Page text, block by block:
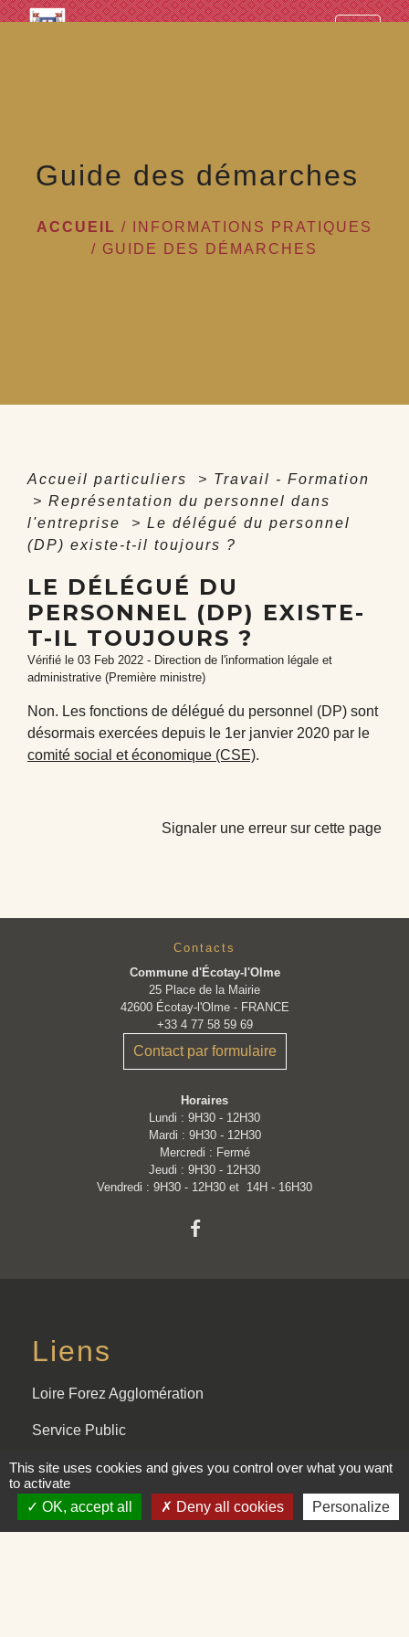
googled7e4d5fb082cc1df.html
Guide des démarches
ACCUEIL /
INFORMATIONS PRATIQUES
/ GUIDE DES DÉMARCHES
Accueil particuliers > Travail - Formation
> Représentation du personnel dans
l'entreprise
> Le délégué du personnel
(DP) existe-t-il toujours ?
LE DÉLÉGUÉ DU
PERSONNEL (DP) EXISTE-
T-IL TOUJOURS ?
Vérifié le 03 Feb 2022 - Direction de l'information légale et
administrative (Première ministre)
Non. Les fonctions de délégué du personnel (DP) sont
désormais exercées depuis le 1er janvier 2020 par le
comité social et économique (CSE).
Signaler une erreur sur cette page
Contacts
Commune d'Écotay-l'Olme
25 Place de la Mairie
42600 Écotay-l'Olme - FRANCE
+33 4 77 58 59 69
Contact par formulaire
Horaires
Lundi : 9H30 - 12H30
Mardi : 9H30 - 12H30
Mercredi : Fermé
Jeudi : 9H30 - 12H30
Vendredi : 9H30 - 12H30 et 14H - 16H30
Liens
Loire Forez Agglomération
Service Public
Mairie de Montbrison
SIEL 42
This site uses cookies and gives you control over what you want
to activate
OK, accept all
Deny all cookies Personalize